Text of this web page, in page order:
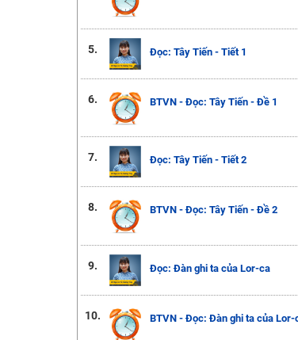
5. Đọc: Tây Tiến - Tiết 1
6. BTVN - Đọc: Tây Tiến - Đề 1
7. Đọc: Tây Tiến - Tiết 2
8. BTVN - Đọc: Tây Tiến - Đề 2
9. Đọc: Đàn ghi ta của Lor-ca
10. BTVN - Đọc: Đàn ghi ta của Lor-